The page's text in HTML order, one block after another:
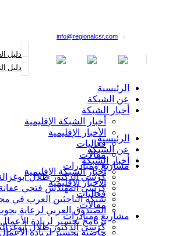
info@regionalcsr.com
دليل
دليل
الرئيسية
عن الشبكة
أخبار الشبكة
أخبار الشبكة الإقليمية
الأخبار الإقليمية
فعاليات
مقالات
مشاريع ومبادرات
كرسي الدكتور طلال
كرسي المهندس فتحي عفانة
شبكة الباحثين العرب في
الصندوق العربي لرعاية
برنامج تجسير لريادة الأعمال
حاضنة تجسير لريادة
الرئيسية
عن الشبكة
أخبار الشبكة
أخبار الشبكة الإقليمية
الأخبار الإقليمية
فعاليات
مقالات
مشاريع ومبادرات
كرسي الدكتور طلال